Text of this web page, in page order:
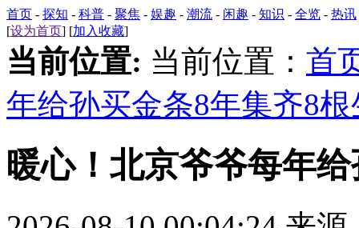
首页 - 探知 - 科普 - 聚焦 - 娱趣 - 潮流 - 闲趣 - 知识 - 全览 - 热讯
[设为首页] [加入收藏]
当前位置: 当前位置： 首
年给孙买金条8年集齐8
暖心！北京爷爷每年